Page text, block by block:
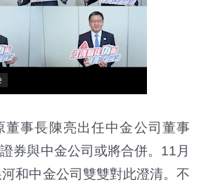
事長陳亮出任中金公司董事
券與中金公司或將合併。11月
和中金公司雙雙對此澄清。不